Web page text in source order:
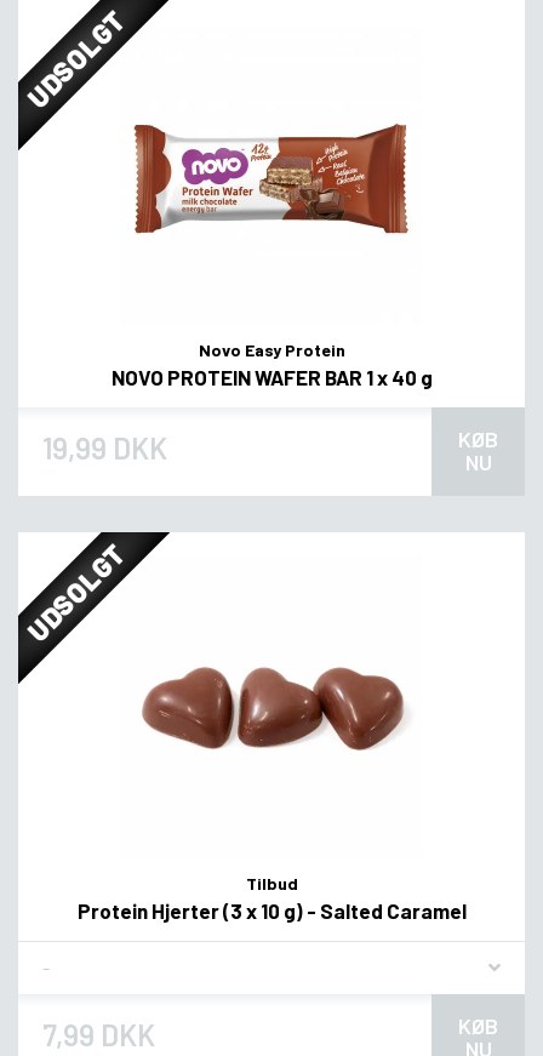
UDSOLGT
Novo Easy Protein
NOVO PROTEIN WAFER BAR 1 x 40 g
19,99 DKK
KØB
NU
UDSOLGT
Tilbud
Protein Hjerter (3 x 10 g) - Salted Caramel
7,99 DKK
KØB
NU